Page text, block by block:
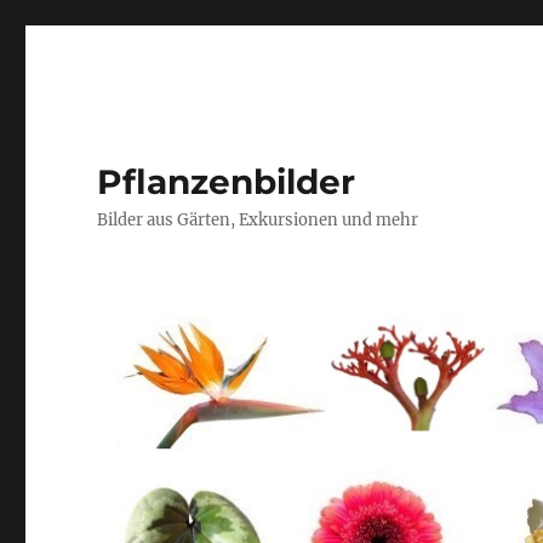
Pflanzenbilder
Bilder aus Gärten, Exkursionen und mehr